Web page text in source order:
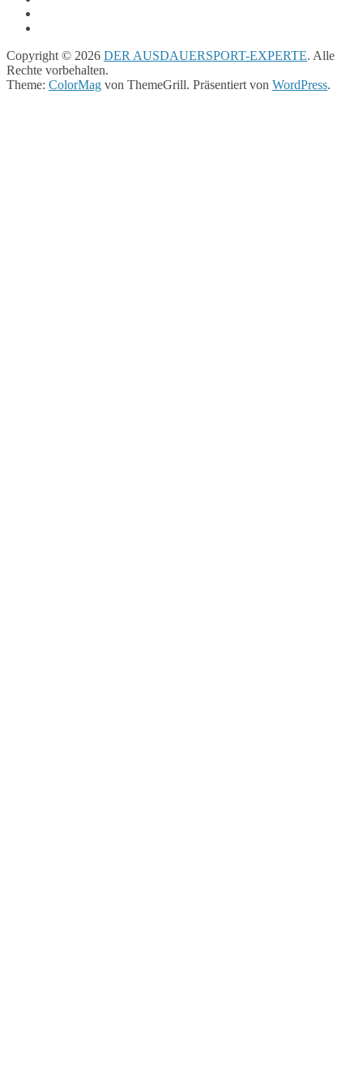
Copyright © 2026 DER AUSDAUERSPORT-EXPERTE. Alle
Rechte vorbehalten.
Theme: ColorMag von ThemeGrill. Präsentiert von WordPress.